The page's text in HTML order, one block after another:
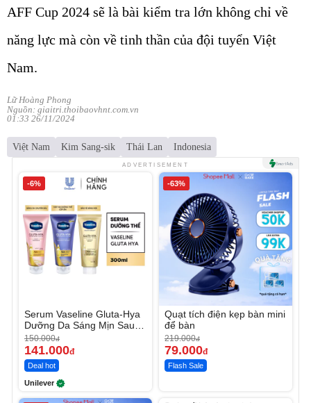
AFF Cup 2024 sẽ là bài kiểm tra lớn không chỉ về
năng lực mà còn về tinh thần của đội tuyển Việt
Nam.
Lữ Hoàng Phong
Nguồn: giaitri.thoibaovhnt.com.vn
01:33 26/11/2024
Việt Nam Kim Sang-sik Thái Lan Indonesia
ADVERTISEMENT
-6%
Serum Vaseline Gluta-Hya
Dưỡng Da Sáng Mịn Sau 7
Ngày
150.000đ
141.000đ
Deal hot
Unilever
-63%
Quạt tích điện kẹp bàn mini
để bàn
219.000đ
79.000đ
Flash Sale